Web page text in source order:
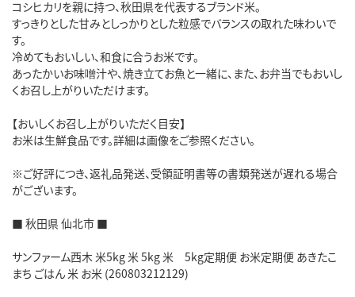
コシヒカリを親に持つ、秋田県を代表するブランド米。
すっきりとした甘みとしっかりとした粒感でバランスの取れた味わいで
す。
冷めてもおいしい、和食に合うお米です。
あったかいお味噌汁や、焼き立てお魚と一緒に、また、お弁当でもおいし
くお召し上がりいただけます。
【おいしくお召し上がりいただく目安】
お米は生鮮食品です。詳細は画像をご参照ください。
※ご好評につき、返礼品発送、受領証明書等の書類発送が遅れる場合
がございます。
■ 秋田県 仙北市 ■
サンファーム西木 米5kg 米 5kg 米 5kg定期便 お米定期便 あきたこ
まち ごはん 米 お米 (260803212129)